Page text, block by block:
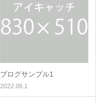
ブログサンプル1
2022.06.1